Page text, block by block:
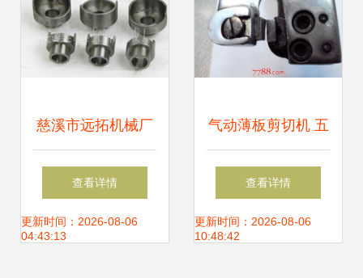
慈溪市远拓机械厂
五金零售领域的可
靠伙伴与东商网上
查看详情
更新时间：2026-08-06
04:43:13
气动薄板剪切机 五
金零售中的高效切
割利器
查看详情
更新时间：2026-08-06
10:48:42